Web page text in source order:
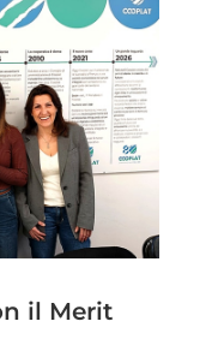
il Merit